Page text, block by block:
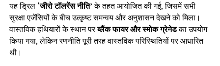
यह ड्रिल ‘जीरो टॉलरेंस नीति’के तहत आयोजित की गई, जिसमें सभी
सुरक्षा एजेंसियों के बीच उत्कृष्ट समन्वय और अनुशासन देखने को मिला।
वास्तविक हथियारों के स्थान परब्लैंक फायर और स्मोक ग्रेनेडका उपयोग
किया गया, लेकिन रणनीति पूरी तरह वास्तविक परिस्थितियों पर आधारित
थी।